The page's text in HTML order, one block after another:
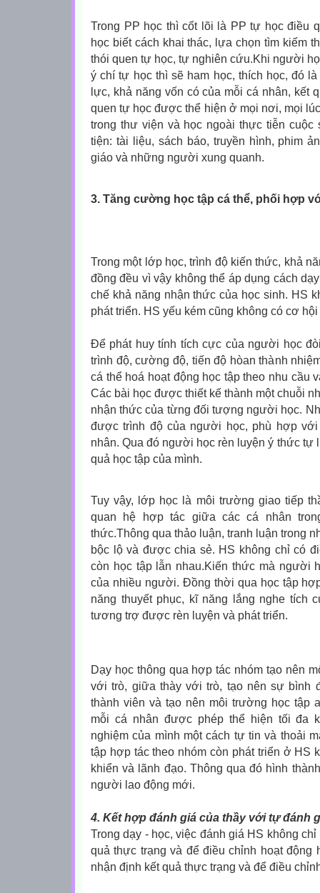
Trong PP học thì cốt lõi là PP tự học điều
học biết cách khai thác, lựa chọn tìm kiếm
thói quen tự học, tự nghiên cứu.Khi người
ý chí tự học thì sẽ ham học, thích học, đó
lực, khả năng vốn có của mỗi cá nhân, kết
quen tự học được thể hiện ở mọi nơi, mọi
trong thư viện và học ngoài thực tiễn cuộc
tiện: tài liệu, sách báo, truyền hình, phim
giáo và những người xung quanh.
3. Tăng cường học tập cá thể, phối hợp
Trong một lớp học, trình độ kiến thức, khả
đồng đều vì vậy không thể áp dụng cách
chế khả năng nhận thức của học sinh. HS
phát triển. HS yếu kém cũng không có cơ
Để phát huy tính tích cực của người học
trình độ, cường độ, tiến độ hòan thành
cá thể hoá hoạt động học tập theo nhu cầu
Các bài học được thiết kế thành một chuỗi
nhận thức của từng đối tượng người học.
được trình độ của người học, phù hợp
nhân. Qua đó người học rèn luyện ý thức tự
quả học tập của mình.
Tuy vậy, lớp học là môi trường giao tiếp
quan hệ hợp tác giữa các cá nhân
thức.Thông qua thảo luận, tranh luận trong
bộc lộ và được chia sẻ. HS không chỉ có
còn học tập lẫn nhau.Kiến thức mà người
của nhiều người. Đồng thời qua học tập
năng thuyết phục, kĩ năng lắng nghe tích
tương trợ được rèn luyện và phát triển.
Dạy học thông qua hợp tác nhóm tạo nên
với trò, giữa thày với trò, tạo nên sự bình
thành viên và tạo nên môi trường học tập
mỗi cá nhân được phép thể hiện tối đa
nghiệm của mình một cách tự tin và thoải
tập hợp tác theo nhóm còn phát triển ở HS
khiển và lãnh đạo. Thông qua đó hình
người lao động mới.
4. Kết hợp đánh giá của thầy với tự đánh
Trong dạy - học, việc đánh giá HS không
quả thực trạng và để điều chỉnh hoạt động
nhận định kết quả thực trạng và để điều